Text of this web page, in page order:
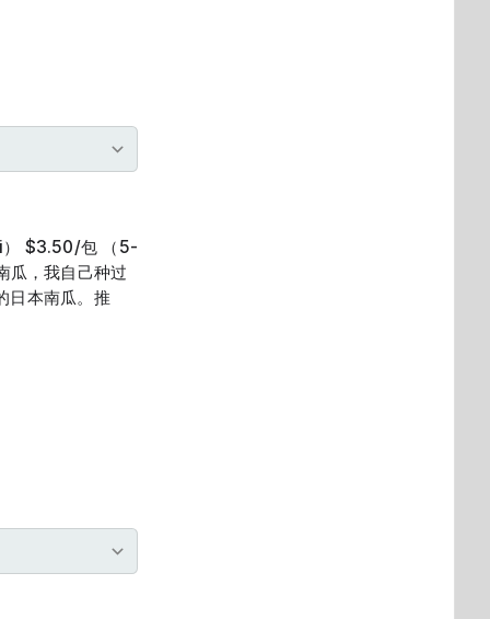
） $3.50/包 （5-
瓜，我自己种过
日本南瓜。推